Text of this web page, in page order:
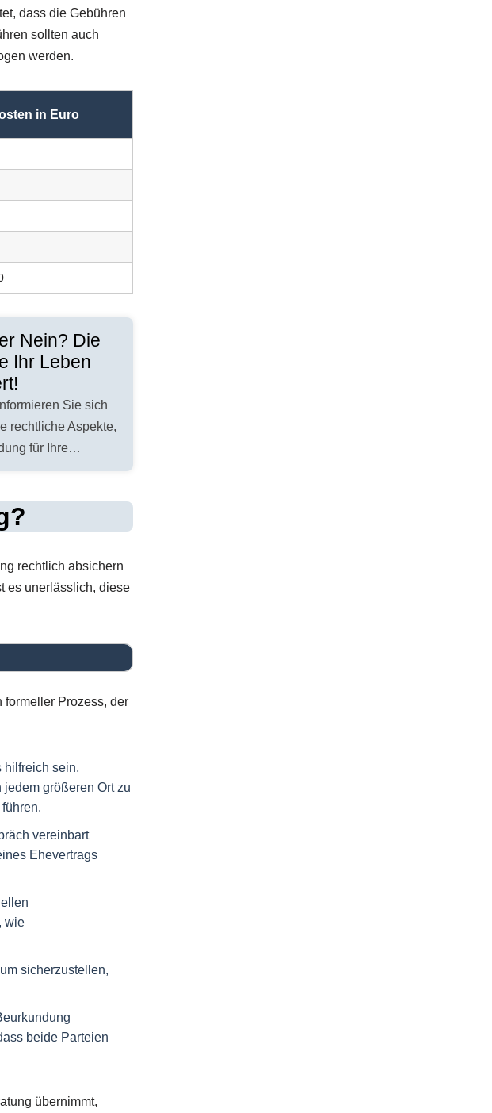
dass die Gebühren
sollten auch
werden.
in Euro
Nein? Die
Ihr Leben
Sie sich
rechtliche Aspekte,
für Ihre…
rechtlich absichern
es unerlässlich, diese
formeller Prozess, der
hilfreich sein,
größeren Ort zu
vereinbart
Ehevertrags
wie
sicherzustellen,
beide Parteien
übernimmt,